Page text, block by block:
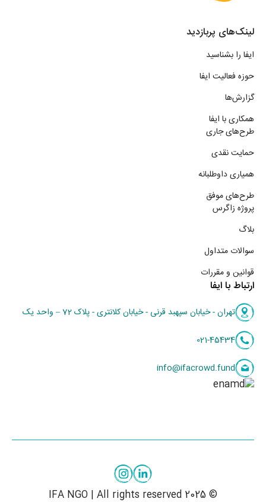
لینک‌های پربازدید
ایفا را بشناسید
حوزه فعالیت ایفا
گزارش‌ها
همکاری با ایفا
طرح‌های جاری
حمایت نقدی
همیاری داوطلبانه
طرح‌های موفق
پروژه زاگرس
بلاگ
سوالات متداول
قوانین و مقررات
ارتباط با ایفا
تهران - خیابان سپهبد قرنی - خیابان کلانتری - پلاک 72 – واحد یک
021-45434
info@ifacrowd.fund
© 2025 IFA NGO | All rights reserved